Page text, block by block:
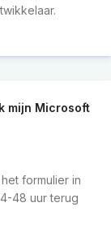
mijn Microsoft
het formulier in
48 uur terug